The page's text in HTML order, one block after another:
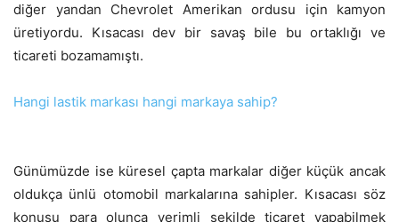
diğer yandan Chevrolet Amerikan ordusu için kamyon
üretiyordu. Kısacası dev bir savaş bile bu ortaklığı ve
ticareti bozamamıştı.
Hangi lastik markası hangi markaya sahip?
Günümüzde ise küresel çapta markalar diğer küçük ancak
oldukça ünlü otomobil markalarına sahipler. Kısacası söz
konusu para olunca verimli şekilde ticaret yapabilmek